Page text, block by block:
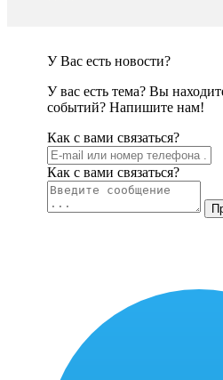
У Вас есть новости?
У вас есть тема? Вы
событий? Напишите нам!
Как c вами связаться?
Как c вами связаться?